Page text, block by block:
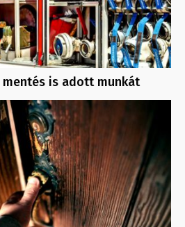
mentés is adott munkát